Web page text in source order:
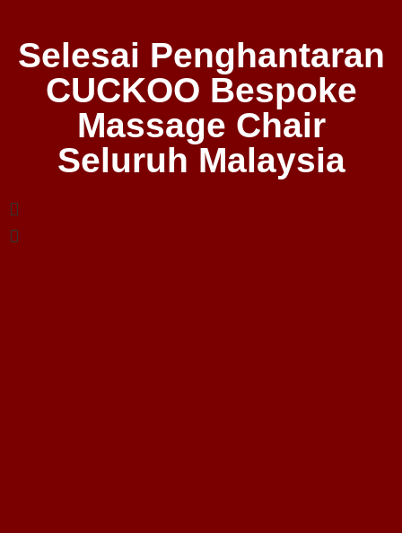
Selesai Penghantaran
CUCKOO Bespoke
Massage Chair
Seluruh Malaysia